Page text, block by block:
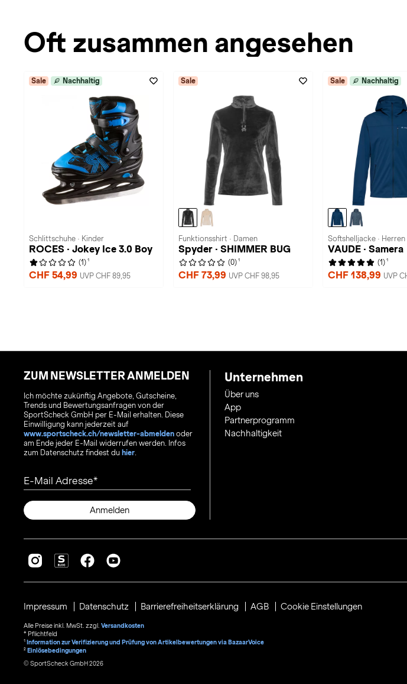
Oft zusammen angesehen
Sale Nachhaltig
Schlittschuhe · Kinder
ROCES · Jokey Ice 3.0 Boy
(1) 1
CHF 54,99 UVP CHF 89,95
Sale
Funktionsshirt · Damen
Spyder · SHIMMER BUG
(0) 1
CHF 73,99 UVP CHF 98,95
Sale Nachhaltig
Softshelljacke · Herren
VAUDE · Samera
(1) 1
CHF 138,99 UVP
ZUM NEWSLETTER ANMELDEN
Ich möchte zukünftig Angebote, Gutscheine,
Trends und Bewertungsanfragen von der
SportScheck GmbH per E-Mail erhalten. Diese
Einwilligung kann jederzeit auf
www.sportscheck.ch/newsletter-abmelden oder
am Ende jeder E-Mail widerrufen werden. Infos
zum Datenschutz findest du hier
E-Mail Adresse
Anmelden
Unternehmen
Über uns
App
Partnerprogramm
Nachhaltigkeit
Impressum Datenschutz Barrierefreiheitserklärung AGB Cookie Einstellungen
Alle Preise inkl. MwSt. zzgl. Versandkosten
* Pflichtfeld
1 Information zur Verifizierung und Prüfung von Artikelbewertungen via BazaarVoice
² Einlösebedingungen
© SportScheck GmbH 2026